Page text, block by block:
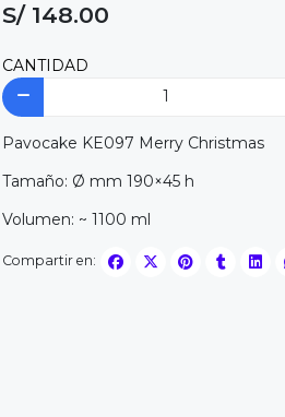
S/ 148.00
CANTIDAD
Pavocake KE097 Merry Christmas
Tamaño: Ø mm 190×45 h
Volumen: ~ 1100 ml
Compartir en: